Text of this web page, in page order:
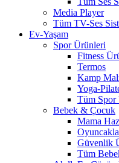
Media Player
Tüm TV-Ses
Ev-Yaşam
Spor Ürünleri
Fitness
Termos
Kamp
Yoga-
Tüm Spor
Bebek & Çocuk
Mama
Güvenlik
Tüm